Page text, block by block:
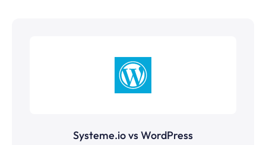
Systeme.io vs WordPress